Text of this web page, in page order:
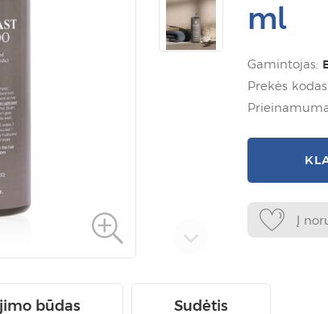
ml
Gamintojas:
Prekės kodas:
Į
būdas Sudėtis